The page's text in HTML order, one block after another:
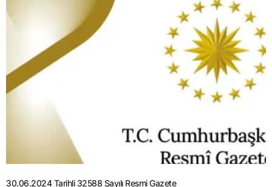
30.06.2024 Tarihli 32588 Sayılı Resmi Gazete